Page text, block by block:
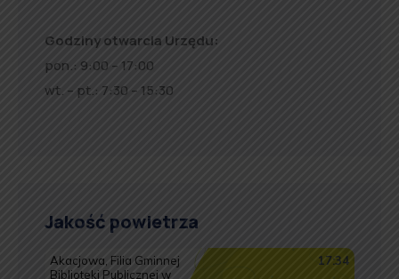
Godziny otwarcia Urzędu:
pon.: 9:00 – 17:00
wt. – pt.: 7:30 – 15:30
Jakość powietrza